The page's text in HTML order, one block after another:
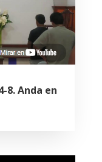
8. Anda en